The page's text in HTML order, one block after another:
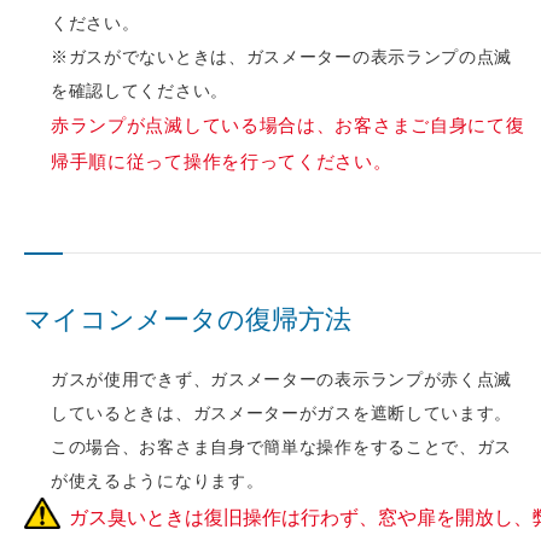
ください。
※ガスがでないときは、ガスメーターの表示ランプの点滅
を確認してください。
赤ランプが点滅している場合は、お客さまご自身にて復
帰手順に従って操作を行ってください。
マイコンメータの復帰方法
ガスが使用できず、ガスメーターの表示ランプが赤く点滅
しているときは、ガスメーターがガスを遮断しています。
この場合、お客さま自身で簡単な操作をすることで、ガス
が使えるようになります。
ガス臭いときは復旧操作は行わず、窓や扉を開放し、